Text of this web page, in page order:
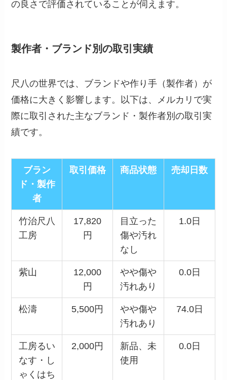
の良さで評価されていることが伺えます。
製作者・ブランド別の取引実績
尺八の世界では、ブランドや作り手（製作者）が
価格に大きく影響します。以下は、メルカリで実
際に取引された主なブランド・製作者別の取引実
績です。
ブラン
ド・製作
者
取引価格 商品状態 売却日数
竹治尺八
工房
17,820
円
目立った
傷や汚れ
なし
1.0日
紫山
12,000
円
やや傷や
汚れあり
0.0日
松濤 5,500円
やや傷や
汚れあり
74.0日
工房るい
なす・し
ゃくはち
2,000円
新品、未
使用
0.0日